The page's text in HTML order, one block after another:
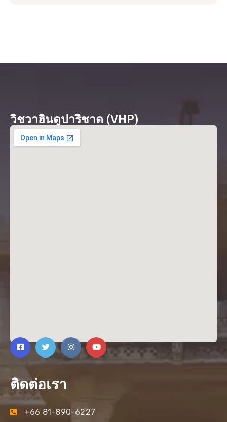
วิชวาฮินดูปาริชาด (VHP)
ติดต่อเรา
+66 81-890-6227